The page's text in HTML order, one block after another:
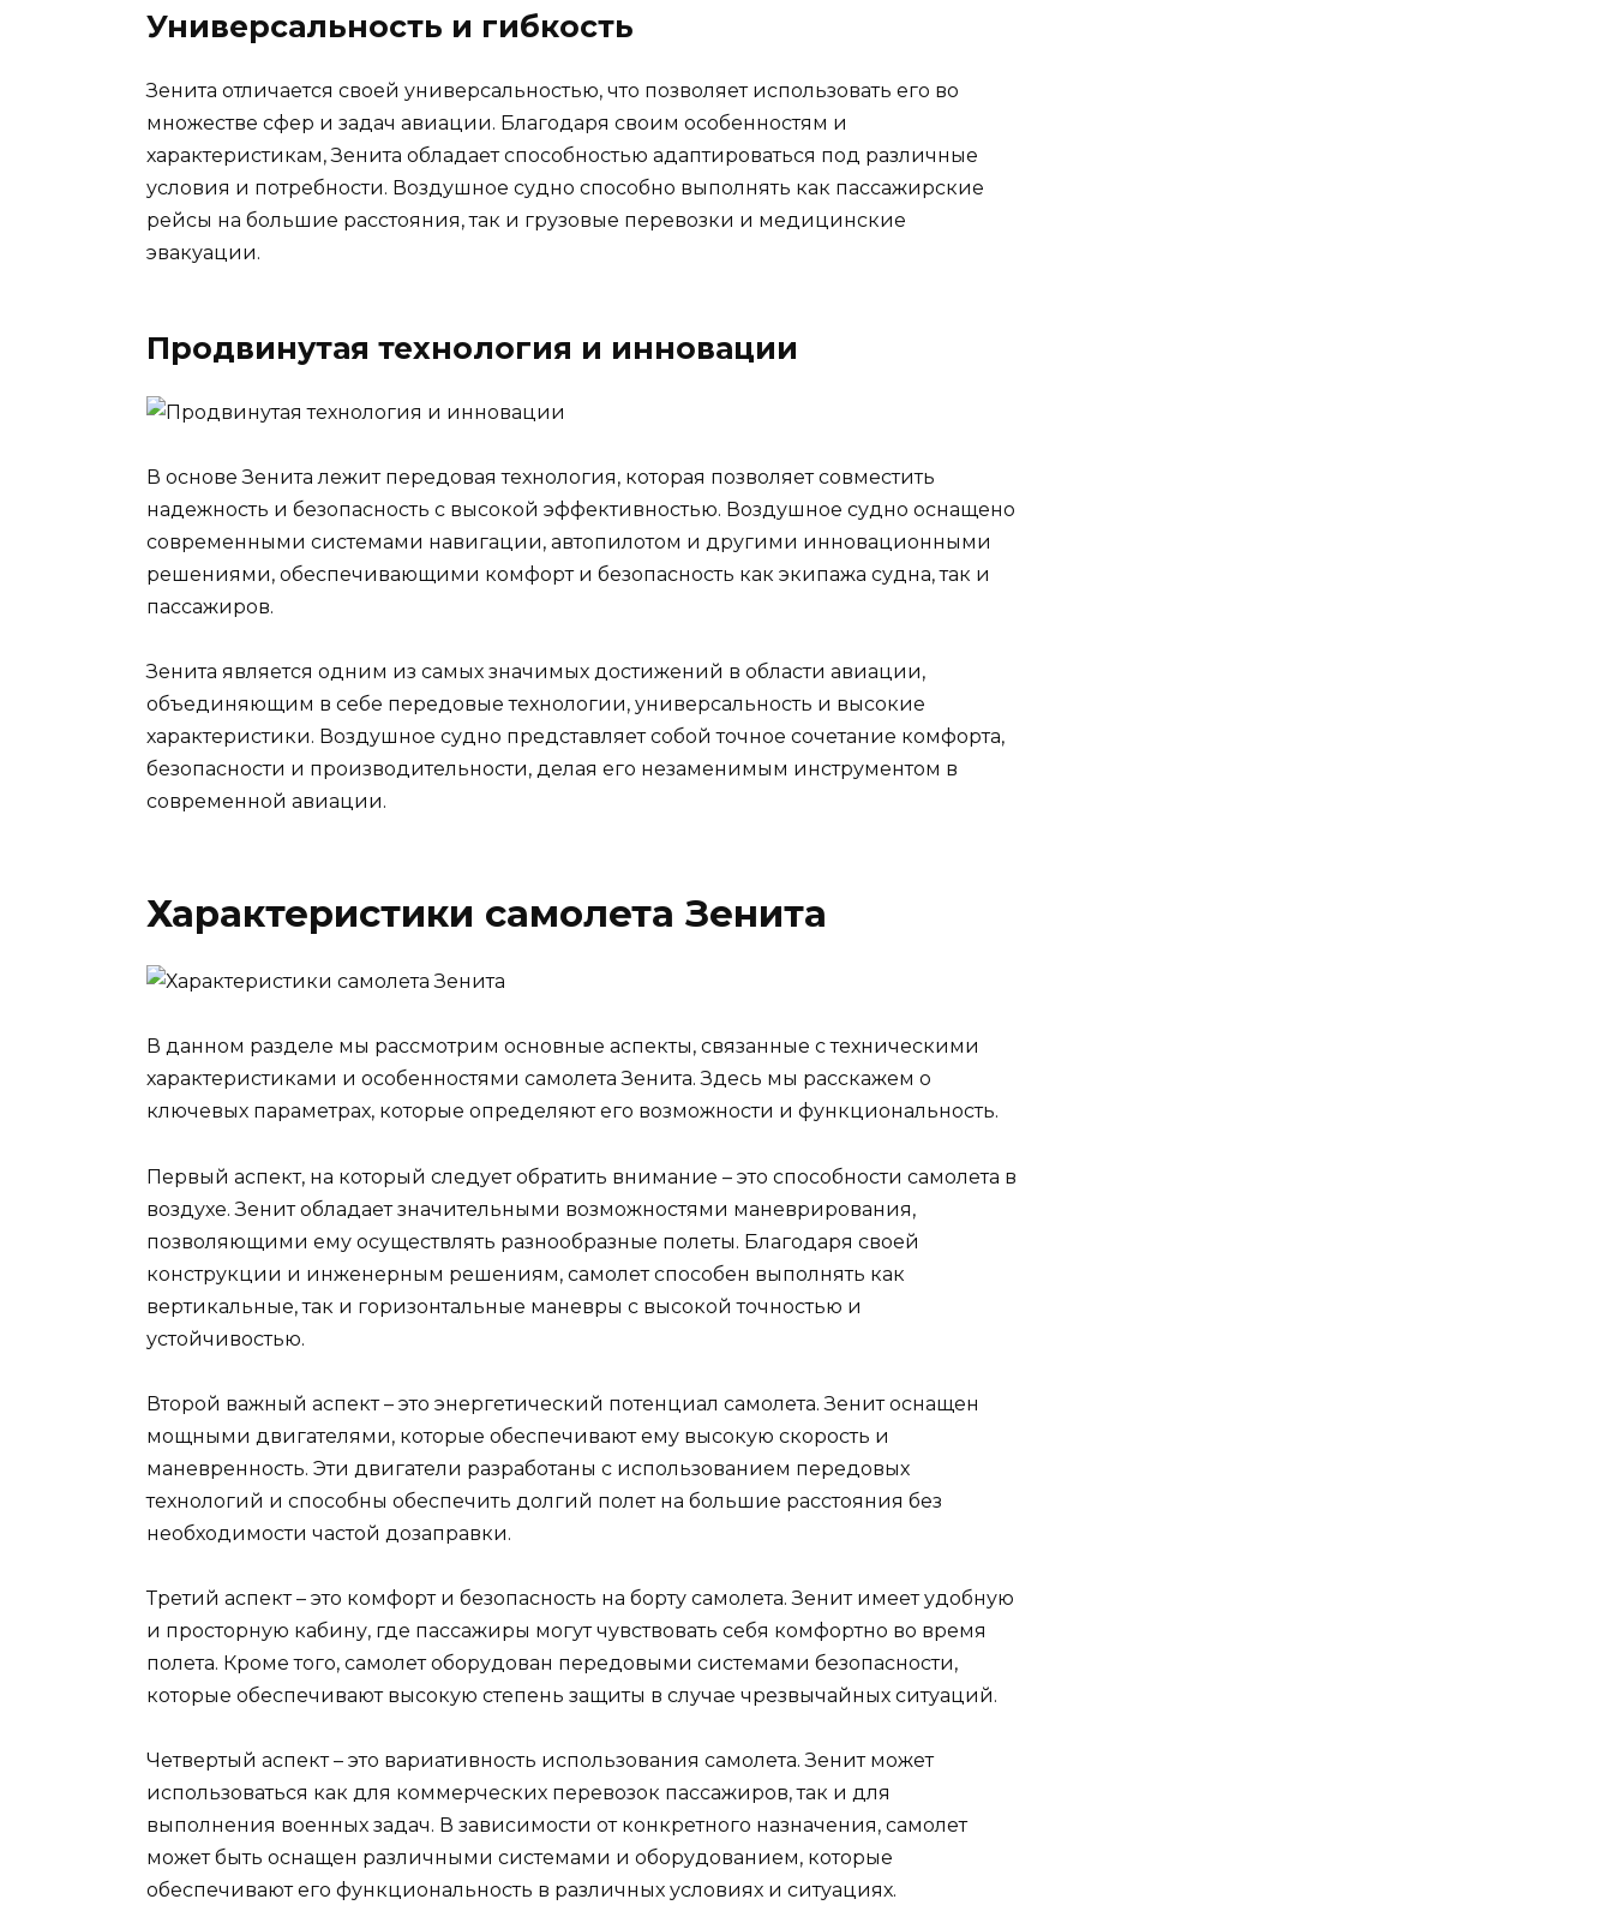
Универсальность и гибкость
Зенита отличается своей универсальностью, что позволяет использовать его во
множестве сфер и задач авиации. Благодаря своим особенностям и
характеристикам, Зенита обладает способностью адаптироваться под различные
условия и потребности. Воздушное судно способно выполнять как пассажирские
рейсы на большие расстояния, так и грузовые перевозки и медицинские
эвакуации.
Продвинутая технология и инновации
В основе Зенита лежит передовая технология, которая позволяет совместить
надежность и безопасность с высокой эффективностью. Воздушное судно оснащено
современными системами навигации, автопилотом и другими инновационными
решениями, обеспечивающими комфорт и безопасность как экипажа судна, так и
пассажиров.
Зенита является одним из самых значимых достижений в области авиации,
объединяющим в себе передовые технологии, универсальность и высокие
характеристики. Воздушное судно представляет собой точное сочетание комфорта,
безопасности и производительности, делая его незаменимым инструментом в
современной авиации.
Характеристики самолета Зенита
В данном разделе мы рассмотрим основные аспекты, связанные с техническими
характеристиками и особенностями самолета Зенита. Здесь мы расскажем о
ключевых параметрах, которые определяют его возможности и функциональность.
Первый аспект, на который следует обратить внимание – это способности самолета в
воздухе. Зенит обладает значительными возможностями маневрирования,
позволяющими ему осуществлять разнообразные полеты. Благодаря своей
конструкции и инженерным решениям, самолет способен выполнять как
вертикальные, так и горизонтальные маневры с высокой точностью и
устойчивостью.
Второй важный аспект – это энергетический потенциал самолета. Зенит оснащен
мощными двигателями, которые обеспечивают ему высокую скорость и
маневренность. Эти двигатели разработаны с использованием передовых
технологий и способны обеспечить долгий полет на большие расстояния без
необходимости частой дозаправки.
Третий аспект – это комфорт и безопасность на борту самолета. Зенит имеет удобную
и просторную кабину, где пассажиры могут чувствовать себя комфортно во время
полета. Кроме того, самолет оборудован передовыми системами безопасности,
которые обеспечивают высокую степень защиты в случае чрезвычайных ситуаций.
Четвертый аспект – это вариативность использования самолета. Зенит может
использоваться как для коммерческих перевозок пассажиров, так и для
выполнения военных задач. В зависимости от конкретного назначения, самолет
может быть оснащен различными системами и оборудованием, которые
обеспечивают его функциональность в различных условиях и ситуациях.